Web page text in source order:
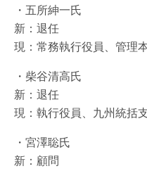
・五所紳一氏
新：退任
現：常務執行役員、管理
・柴谷清高氏
新：退任
現：執行役員、九州統括
・宮澤聡氏
新：顧問